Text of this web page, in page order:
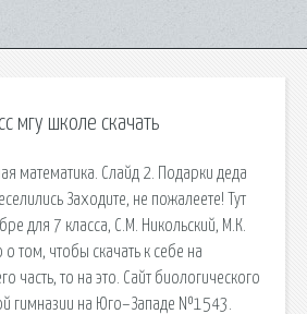
мгу школе скачать
математика. Слайд 2. Подарки деда
Заходите, не пожалеете! Тут
для 7 класса, С.М. Никольский, М.К.
о том, чтобы скачать к себе на
часть, то на это. Сайт биологического
гимназии на Юго–Западе №1543.